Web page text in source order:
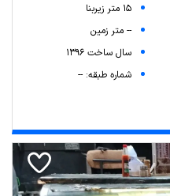
15 متر زیربنا
-- متر زمین
سال ساخت 1396
شماره طبقه: --